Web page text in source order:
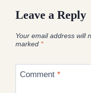
Leave a Reply
Your email address will
marked *
Comment *